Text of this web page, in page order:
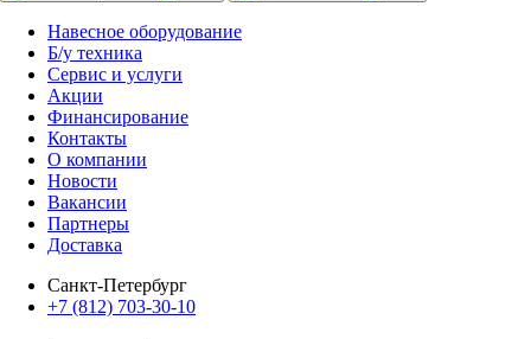
Навесное оборудование
Б/у техника
Сервис и услуги
Акции
Финансирование
Контакты
О компании
Новости
Вакансии
Партнеры
Доставка
Санкт-Петербург
+7 (812) 703-30-10